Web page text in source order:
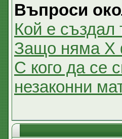
Въпроси
Кой е
Защо няма X
С кого да се
незаконни